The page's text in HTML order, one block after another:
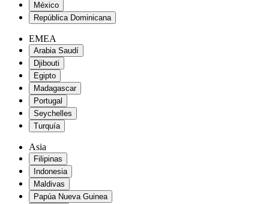
México
República Dominicana
EMEA
Arabia Saudí
Djibouti
Egipto
Madagascar
Portugal
Seychelles
Turquía
Asia
Filipinas
Indonesia
Maldivas
Papúa Nueva Guinea